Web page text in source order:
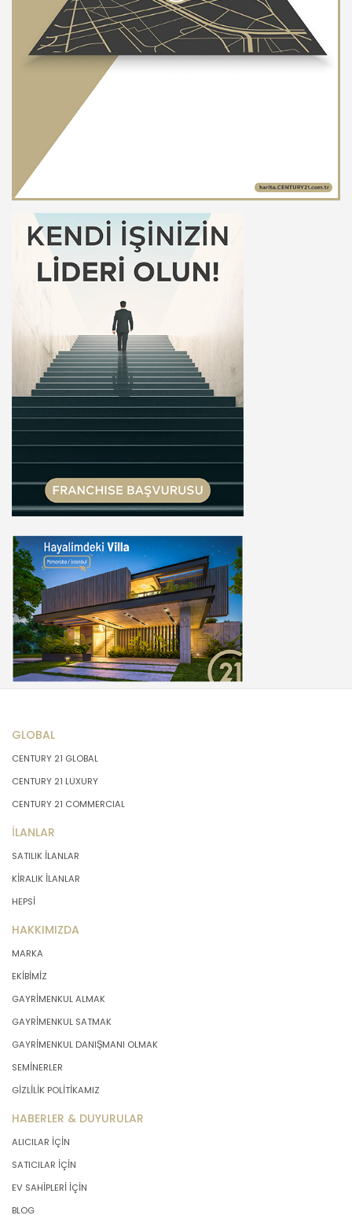
GLOBAL
CENTURY 21 GLOBAL
CENTURY 21 LUXURY
CENTURY 21 COMMERCIAL
İLANLAR
SATILIK İLANLAR
KİRALIK İLANLAR
HEPSİ
HAKKIMIZDA
MARKA
EKİBİMİZ
GAYRİMENKUL ALMAK
GAYRİMENKUL SATMAK
GAYRİMENKUL DANIŞMANI OLMAK
SEMİNERLER
GİZLİLİK POLİTİKAMIZ
HABERLER & DUYURULAR
ALICILAR İÇİN
SATICILAR İÇİN
EV SAHİPLERİ İÇİN
BLOG